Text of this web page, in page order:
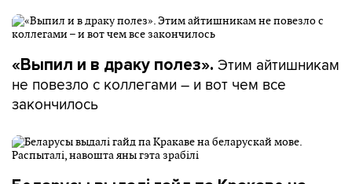
«Выпил и в драку полез». Этим айтишникам
не повезло с коллегами – и вот чем все
закончилось